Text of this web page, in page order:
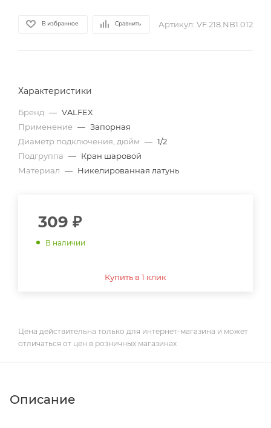
В избранное Сравнить Артикул: VF.218.NB1.012
Характеристики
Бренд — VALFEX
Применение — Запорная
Диаметр подключения, дюйм — 1/2
Подгруппа — Кран шаровой
Материал — Никелированная латунь
309 ₽
В наличии
Купить в 1 клик
Цена действительна только для интернет-магазина и может
отличаться от цен в розничных магазинах
Описание